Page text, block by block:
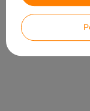
BTL118 T8 18W
19,98 zł